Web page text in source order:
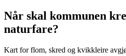
Når skal kommunen
naturfare?
Kart for flom, skred og kvikkleire